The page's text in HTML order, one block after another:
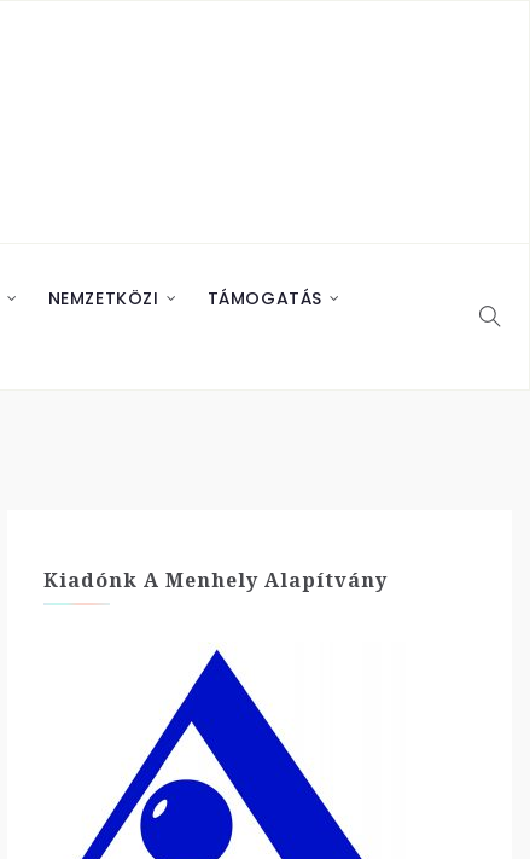
NEMZETKÖZI TÁMOGATÁS
Kiadónk A Menhely Alapítvány